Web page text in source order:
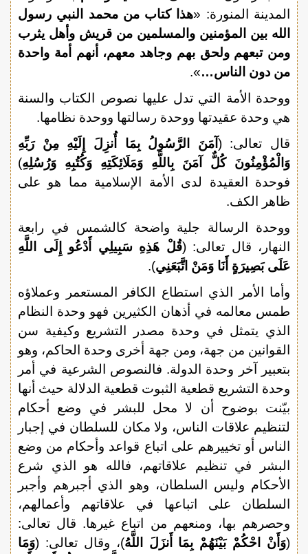
المدينة المنورة: «هذا كتاب من محمد النبي رسول
الله بين المؤمنين والمسلمين من قريش وأهل يثرب
ومن تبعهم ولحق بهم وجاهد معهم، أنهم أمة واحدة
من دون الناس…».
ووحدة الأمة التي تدل عليها نصوص الكتاب والسنة
هي وحدة عقيدتها ووحدة رسالتها ووحدة نظامها.
قال تعالى: ( آمَنَ الرَّسُولُ بِمَا أُنزِلَ إِلَيْهِ مِنْ رَبِّهِ
وَالْمُؤْمِنُونَ كُلٌّ آمَنَ بِاللَّهِ وَمَلَائِكَتِهِ وَكُتُبِهِ وَرُسُلِهِ)
فوحدة العقيدة لدى الأمة الإسلامية مما هو على
ظاهر الكف.
ووحدة الرسالة جلية واضحة كالشمس في رابعة
النهار، قال تعالى: (قُلْ هَذِهِ سَبِيلِي أَدْعُو إِلَى اللَّهِ
عَلَى بَصِيرَةٍ أَنَا وَمَنْ اتَّبَعَنِي).
وأما الأمر الذي استطاع الكافر المستعمر وعملاؤه
طمس معالمه في أذهان الكثيرين فهو وحدة النظام
الذي يتمثل في وحدة مصدر التشريع وكيفية سن
القوانين من جهة، ومن جهة أخرى وحدة الحاكم، وهو
بتعبير آخر وحدة الدولة. فالنصوص الشرعية في أمر
وحدة التشريع قطعية الثبوت قطعية الدلالة حيث أنها
بيّنت بوضوح أن لا محل للبشر في وضع أحكام
لتنظيم علاقات الناس، ولا مكان للسلطان في إجبار
الناس أو تخييرهم على اتباع قواعد وأحكام من وضع
البشر في تنظيم علاقاتهم، فالله هو الذي شرع
الأحكام وليس السلطان، وهو الذي أجبرهم وأجبر
السلطان على اتباعها في علاقاتهم وأعمالهم،
وحصرهم بها، ومنعهم من اتباع غيرها. قال تعالى:
(وَأَنْ احْكُمْ بَيْنَهُمْ بِمَا أَنزَلَ اللَّهُ)، وقال تعالى: (وَمَا